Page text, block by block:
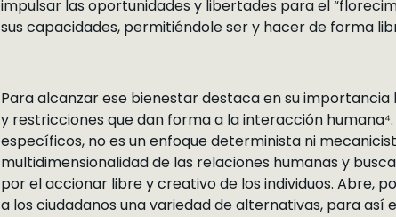
impulsar las oportunidades y libertades para el
sus capacidades, permitiéndole ser y hacer de forma
Para alcanzar ese bienestar destaca en su
y restricciones que dan forma a la interacción
específicos, no es un enfoque determinista ni
multidimensionalidad de las relaciones humanas y
por el accionar libre y creativo de los individuos. Abre,
a los ciudadanos una variedad de alternativas, para así